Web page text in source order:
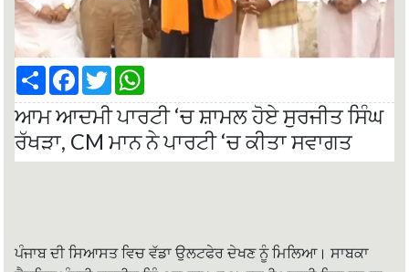
S
a
r
F
c
e
b
o
o
T
w
i
t
e
r
a
t
s
A
p
ਆਮ ਆਦਮੀ ਪਾਰਟੀ ‘ਚ ਸ਼ਾਮਲ ਹੋਏ ਸੁਰਜੀਤ ਸਿੰਘ
ਰੱਖੜਾ, CM ਮਾਨ ਨੇ ਪਾਰਟੀ ‘ਚ ਕੀਤਾ ਸਵਾਗਤ
ਪੰਜਾਬ ਦੀ ਸਿਆਸਤ ਵਿਚ ਵੱਡਾ ਉਲਟਫੇਰ ਦੇਖਣ ਨੂੰ ਮਿਲਿਆ। ਸਾਬਕਾ